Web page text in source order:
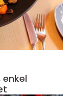
enkel